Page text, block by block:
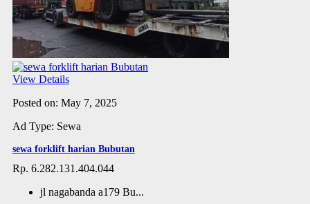
View Details
Posted on: May 7, 2025
Ad Type: Sewa
sewa forklift harian Bubutan
Rp. 6.282.131.404.044
jl nagabanda a179 Bu...